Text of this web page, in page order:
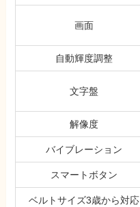
画面
自動輝度調整
文字盤
解像度
バイブレーション
スマートボタン
ベルトサイズ3歳から対応